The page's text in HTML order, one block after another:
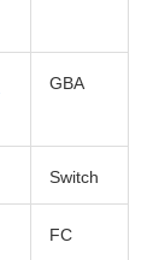
GBA
Switch
FC